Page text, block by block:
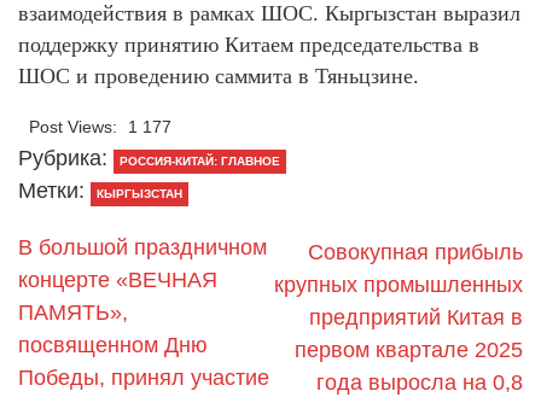
взаимодействия в рамках ШОС. Кыргызстан выразил
поддержку принятию Китаем председательства в
ШОС и проведению саммита в Тяньцзине.
Post Views: 1 177
Рубрика: РОССИЯ-КИТАЙ: ГЛАВНОЕ
Метки: КЫРГЫЗСТАН
В большой праздничном
концерте «ВЕЧНАЯ
ПАМЯТЬ»,
посвященном Дню
Победы, принял участие
Совокупная прибыль
крупных промышленных
предприятий Китая в
первом квартале 2025
года выросла на 0,8